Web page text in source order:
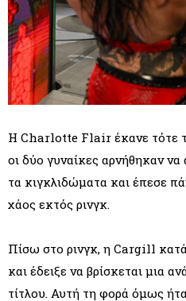
Η Charlotte Flair έκανε τότε
οι δύο γυναίκες αρνήθηκαν
τα κιγκλιδώματα και έπεσε
χάος εκτός ρινγκ.
Πίσω στο ρινγκ, η Cargill
και έδειξε να βρίσκεται μια
τίτλου. Αυτή τη φορά όμως